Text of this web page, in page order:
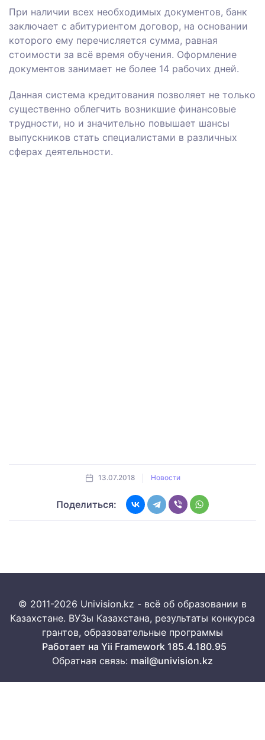
При наличии всех необходимых документов, банк
заключает с абитуриентом договор, на основании
которого ему перечисляется сумма, равная
стоимости за всё время обучения. Оформление
документов занимает не более 14 рабочих дней.
Данная система кредитования позволяет не только
существенно облегчить возникшие финансовые
трудности, но и значительно повышает шансы
выпускников стать специалистами в различных
сферах деятельности.
13.07.2018 Новости
Поделиться:
© 2011-2026 Univision.kz - всё об образовании в
Казахстане. ВУЗы Казахстана, результаты конкурса
грантов, образовательные программы
Работает на Yii Framework 185.4.180.95
Обратная связь: mail@univision.kz